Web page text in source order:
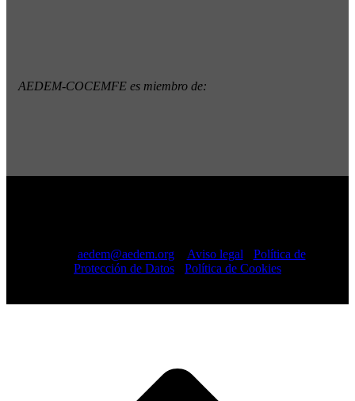
AEDEM-COCEMFE es miembro de:
aedem@aedem.org// Aviso legal
Política de
Protección de Datos
Política de Cookies